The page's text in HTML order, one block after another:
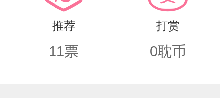
走剧情。等到江屿白快忘记自己时，
推荐
11票
打赏
0耽币